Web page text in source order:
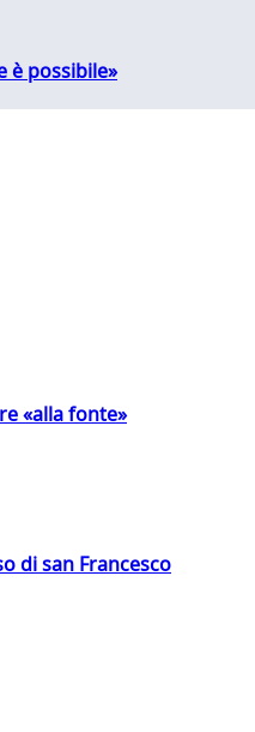
è possibile»
«alla fonte»
di san Francesco